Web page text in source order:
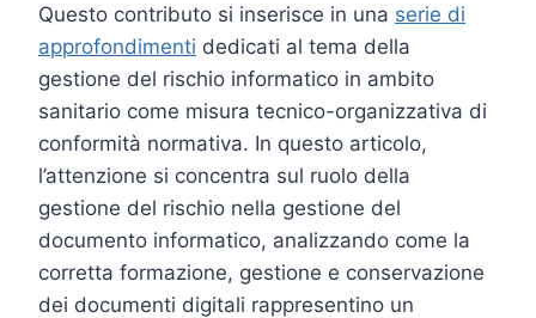
Questo contributo si inserisce in una serie di
approfondimenti dedicati al tema della
gestione del rischio informatico in ambito
sanitario come misura tecnico-organizzativa di
conformità normativa. In questo articolo,
l’attenzione si concentra sul ruolo della
gestione del rischio nella gestione del
documento informatico, analizzando come la
corretta formazione, gestione e conservazione
dei documenti digitali rappresentino un